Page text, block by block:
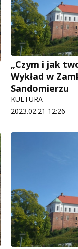
„Czym i jak
Wykład w
Sandomierzu
KULTURA
2023.02.21 12:26